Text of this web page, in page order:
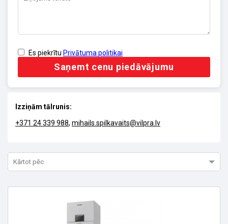
Es piekrītu Privātuma politikai
Saņemt cenu piedāvājumu
Izziņām tālrunis:
+371 24 339 988, mihails.spilkavaits@vilpra.lv
Kārtot pēc